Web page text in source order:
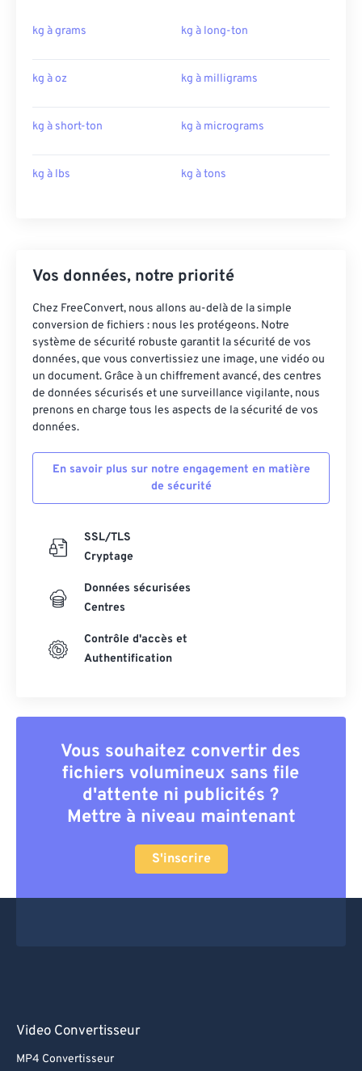
kg à grams kg à long-ton
kg à oz kg à milligrams
kg à short-ton kg à micrograms
kg à lbs kg à tons
Vos données, notre priorité
Chez FreeConvert, nous allons au-delà de la simple
conversion de fichiers : nous les protégeons. Notre
système de sécurité robuste garantit la sécurité de vos
données, que vous convertissiez une image, une vidéo ou
un document. Grâce à un chiffrement avancé, des centres
de données sécurisés et une surveillance vigilante, nous
prenons en charge tous les aspects de la sécurité de vos
données.
En savoir plus sur notre engagement en matière
de sécurité
SSL/TLS
Cryptage
Données sécurisées
Centres
Contrôle d'accès et
Authentification
Vous souhaitez convertir des
fichiers volumineux sans file
d'attente ni publicités ?
Mettre à niveau maintenant
S'inscrire
Video Convertisseur
MP4 Convertisseur